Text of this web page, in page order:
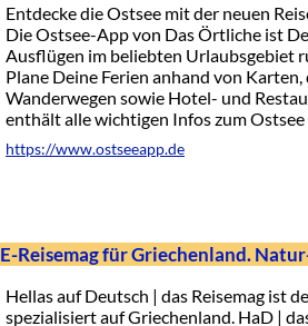
Entdecke die Ostsee mit der neuen
Die Ostsee-App von Das Örtliche ist
Ausflügen im beliebten Urlaubsgebiet
Plane Deine Ferien anhand von
Wanderwegen sowie Hotel- und
enthält alle wichtigen Infos zum
https://www.ostseeapp.de
E-Reisemag für Griechenland.
Hellas auf Deutsch | das Reisemag ist
spezialisiert auf Griechenland. HaD |